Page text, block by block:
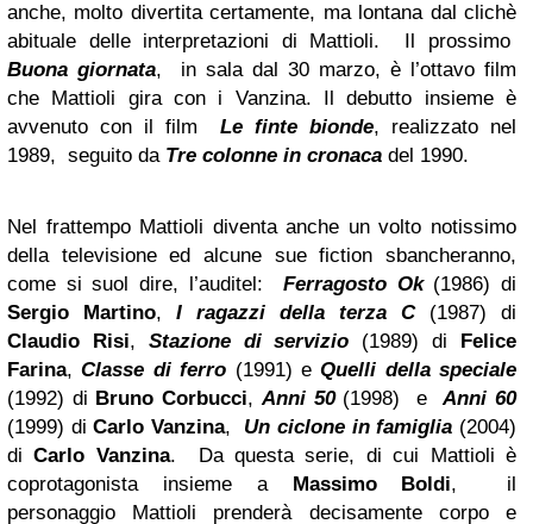
anche, molto divertita certamente, ma lontana dal clichè
abituale delle interpretazioni di Mattioli. Il prossimo
Buona giornata,
in sala dal 30 marzo, è l’ottavo film
che Mattioli gira con i Vanzina. Il debutto insieme è
avvenuto con il filmLe finte bionde, realizzato nel
1989, seguito da Tre colonne in cronaca del 1990.
Nel frattempo Mattioli diventa anche un volto notissimo
della televisione ed alcune sue fiction sbancheranno,
come si suol dire, l’auditel: Ferragosto Ok(1986) di
Sergio Martino, I ragazzi della terza C(1987) di
Claudio Risi, Stazione di servizio (1989) di
Felice
Farina,Classe di ferro (1991) eQuelli della speciale
(1992) di Bruno Corbucci,Anni 50(1998) eAnni 60
(1999) diCarlo Vanzina, Un ciclone in famiglia (2004)
diCarlo Vanzina. Da questa serie, di cui Mattioli è
coprotagonista insieme a
Massimo Boldi, il
personaggio Mattioli prenderà decisamente corpo e